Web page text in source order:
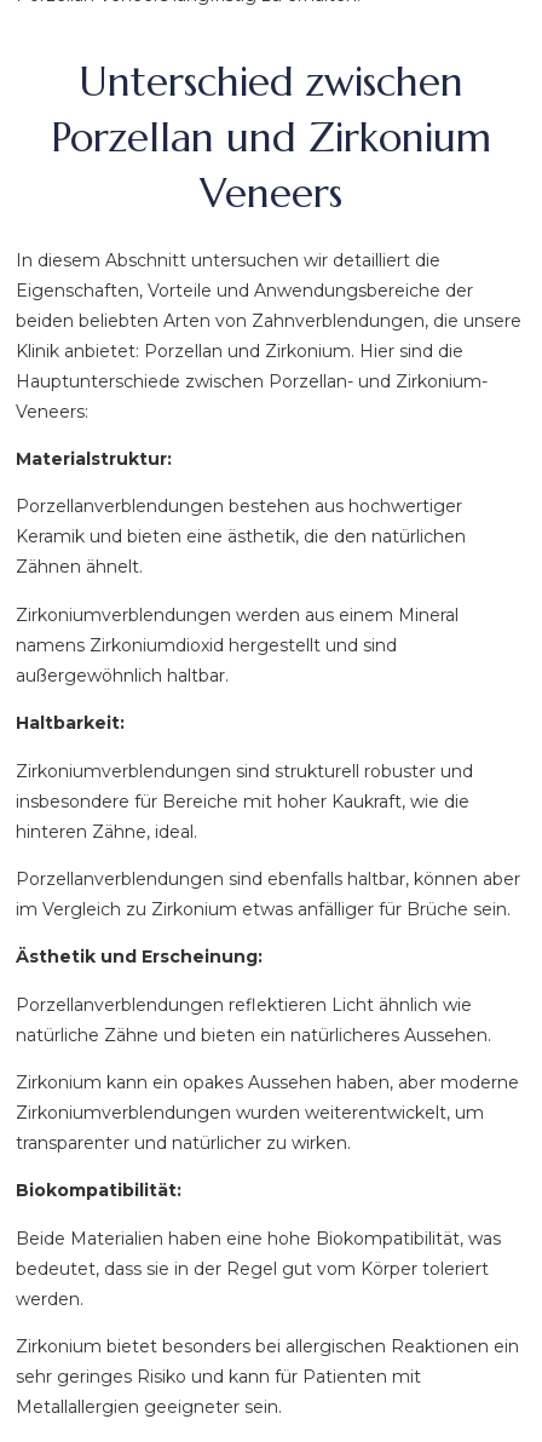
Unterschied zwischen
Porzellan und Zirkonium
Veneers
In diesem Abschnitt untersuchen wir detailliert die
Eigenschaften, Vorteile und Anwendungsbereiche der
beiden beliebten Arten von Zahnverblendungen, die unsere
Klinik anbietet: Porzellan und Zirkonium. Hier sind die
Hauptunterschiede zwischen Porzellan- und Zirkonium-
Veneers:
Materialstruktur:
Porzellanverblendungen bestehen aus hochwertiger
Keramik und bieten eine ästhetik, die den natürlichen
Zähnen ähnelt.
Zirkoniumverblendungen werden aus einem Mineral
namens Zirkoniumdioxid hergestellt und sind
außergewöhnlich haltbar.
Haltbarkeit:
Zirkoniumverblendungen sind strukturell robuster und
insbesondere für Bereiche mit hoher Kaukraft, wie die
hinteren Zähne, ideal.
Porzellanverblendungen sind ebenfalls haltbar, können aber
im Vergleich zu Zirkonium etwas anfälliger für Brüche sein.
Ästhetik und Erscheinung:
Porzellanverblendungen reflektieren Licht ähnlich wie
natürliche Zähne und bieten ein natürlicheres Aussehen.
Zirkonium kann ein opakes Aussehen haben, aber moderne
Zirkoniumverblendungen wurden weiterentwickelt, um
transparenter und natürlicher zu wirken.
Biokompatibilität:
Beide Materialien haben eine hohe Biokompatibilität, was
bedeutet, dass sie in der Regel gut vom Körper toleriert
werden.
Zirkonium bietet besonders bei allergischen Reaktionen ein
sehr geringes Risiko und kann für Patienten mit
Metallallergien geeigneter sein.